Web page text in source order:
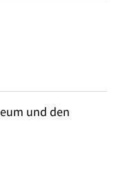
und den